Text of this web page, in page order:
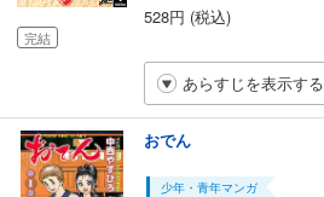
完結
528円 (税込)
あらすじを表示する
おでん
少年・青年マンガ